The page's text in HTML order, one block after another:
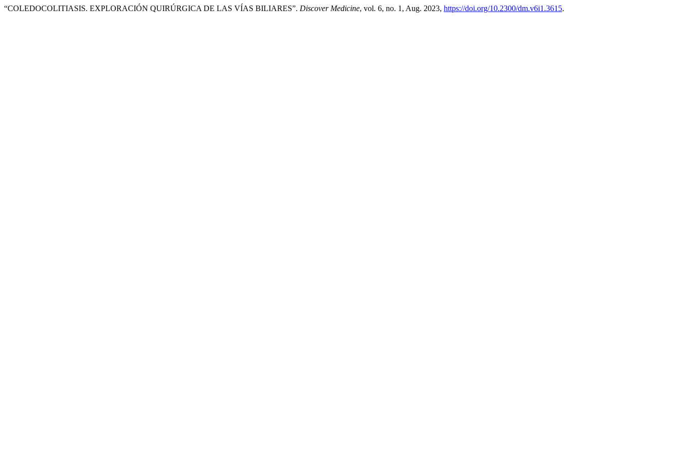
“COLEDOCOLITIASIS. EXPLORACIÓN QUIRÚRGICA DE LAS VÍAS BILIARES”. Discover Medicine, vol. 6, no. 1, Aug. 2023, https://doi.org/10.2300/dm.v6i1.3615.